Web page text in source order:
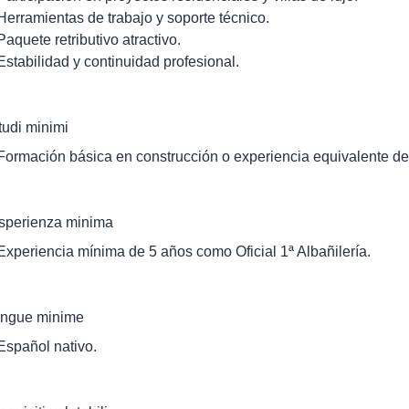
de trabajo y soporte técnico.
retributivo atractivo.
y continuidad profesional.
minimi
básica en construcción o experiencia equivalente
minima
mínima de 5 años como Oficial 1ª Albañilería.
minime
nativo.